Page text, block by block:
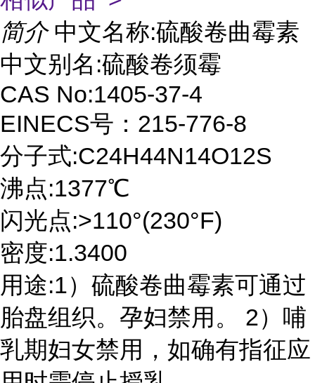
简介 中文名称:硫酸卷曲霉素
中文别名:硫酸卷须霉
CAS No:1405-37-4
EINECS号：215-776-8
分子式:C24H44N14O12S
沸点:1377℃
闪光点:>110°(230°F)
密度:1.3400
用途:1）硫酸卷曲霉素可通过
胎盘组织。孕妇禁用。 2）哺
乳期妇女禁用，如确有指征应